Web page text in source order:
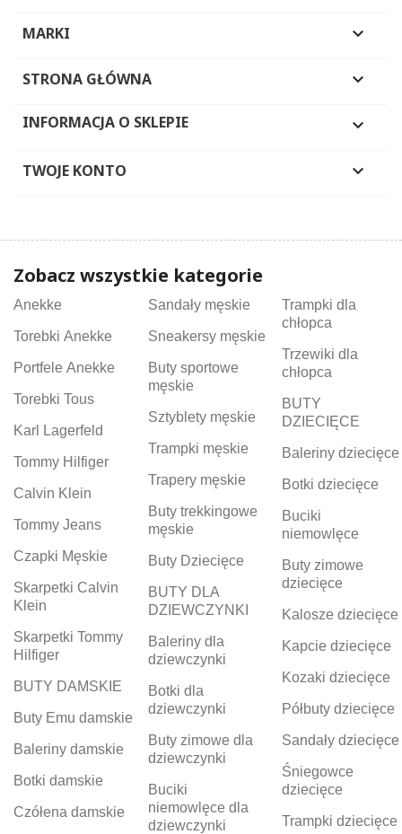
MARKI 
STRONA GŁÓWNA 
INFORMACJA O SKLEPIE 
TWOJE KONTO 
Zobacz wszystkie kategorie
Anekke
Torebki Anekke
Portfele Anekke
Torebki Tous
Karl Lagerfeld
Tommy Hilfiger
Calvin Klein
Tommy Jeans
Czapki Męskie
Skarpetki Calvin
Klein
Skarpetki Tommy
Hilfiger
BUTY DAMSKIE
Buty Emu damskie
Baleriny damskie
Botki damskie
Czółena damskie
Sandały męskie
Sneakersy męskie
Buty sportowe
męskie
Sztyblety męskie
Trampki męskie
Trapery męskie
Buty trekkingowe
męskie
Buty Dziecięce
BUTY DLA
DZIEWCZYNKI
Baleriny dla
dziewczynki
Botki dla
dziewczynki
Buty zimowe dla
dziewczynki
Buciki
niemowlęce dla
dziewczynki
Trampki dla
chłopca
Trzewiki dla
chłopca
BUTY
DZIECIĘCE
Baleriny dziecięce
Botki dziecięce
Buciki
niemowlęce
Buty zimowe
dziecięce
Kalosze dziecięce
Kapcie dziecięce
Kozaki dziecięce
Półbuty dziecięce
Sandały dziecięce
Śniegowce
dziecięce
Trampki dziecięce